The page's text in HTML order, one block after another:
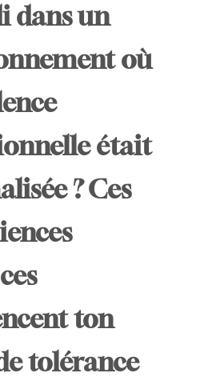
dans un
où
était
? Ces
ton
tolérance